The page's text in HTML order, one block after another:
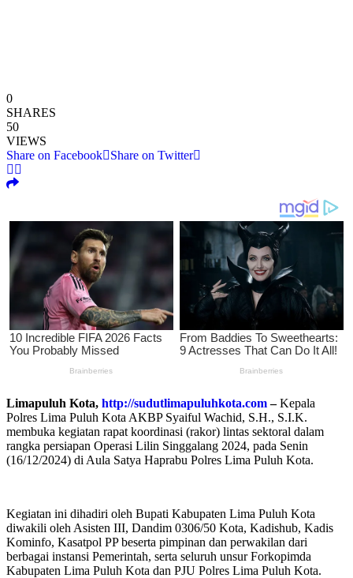
0
SHARES
50
VIEWS
Share on Facebook
Share on Twitter
Limapuluh Kota, http://sudutlimapuluhkota.com–Kepala
Polres Lima Puluh Kota AKBP Syaiful Wachid, S.H., S.I.K.
membuka kegiatan rapat koordinasi (rakor) lintas sektoral dalam
rangka persiapan Operasi Lilin Singgalang 2024, pada Senin
(16/12/2024) di Aula Satya Haprabu Polres Lima Puluh Kota.
Kegiatan ini dihadiri oleh Bupati Kabupaten Lima Puluh Kota
diwakili oleh Asisten III, Dandim 0306/50 Kota, Kadishub, Kadis
Kominfo, Kasatpol PP beserta pimpinan dan perwakilan dari
berbagai instansi Pemerintah, serta seluruh unsur Forkopimda
Kabupaten Lima Puluh Kota dan PJU Polres Lima Puluh Kota.